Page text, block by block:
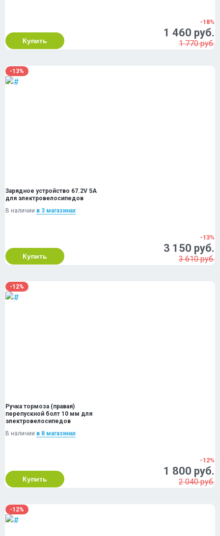
Купить
-18%
1 460 руб.
1 770 руб.
-13%
Зарядное устройство 67.2V 5A
для электровелосипедов
В наличии в 3 магазинах
Купить
-13%
3 150 руб.
3 610 руб.
-12%
Ручка тормоза (правая)
перепускной болт 10 мм для
электровелосипедов
В наличии в 8 магазинах
Купить
-12%
1 800 руб.
2 040 руб.
-12%